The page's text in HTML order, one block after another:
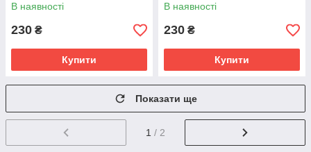
В наявності
230 ₴
Купити
В наявності
230 ₴
Купити
Показати ще
1 / 2